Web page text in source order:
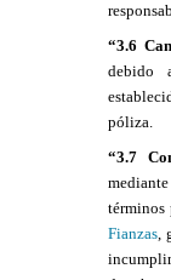
“3.6
debido
póliza.
“3.7
términos
Fianzas,